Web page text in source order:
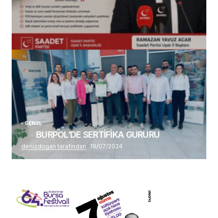
(başlıksız)
Alaattin Karahan tarafından 14/07/2026
GENEL
BURPOL’DE SERTİFİKA GURURU
denizdogan tarafından 19/07/2024